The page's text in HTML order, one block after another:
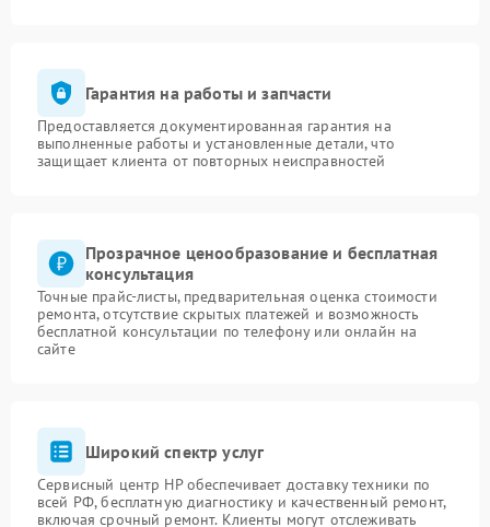
Гарантия на работы и запчасти
Предоставляется документированная гарантия на
выполненные работы и установленные детали, что
защищает клиента от повторных неисправностей
Прозрачное ценообразование и бесплатная
консультация
Точные прайс-листы, предварительная оценка стоимости
ремонта, отсутствие скрытых платежей и возможность
бесплатной консультации по телефону или онлайн на
сайте
Широкий спектр услуг
Сервисный центр HP обеспечивает доставку техники по
всей РФ, бесплатную диагностику и качественный ремонт,
включая срочный ремонт. Клиенты могут отслеживать